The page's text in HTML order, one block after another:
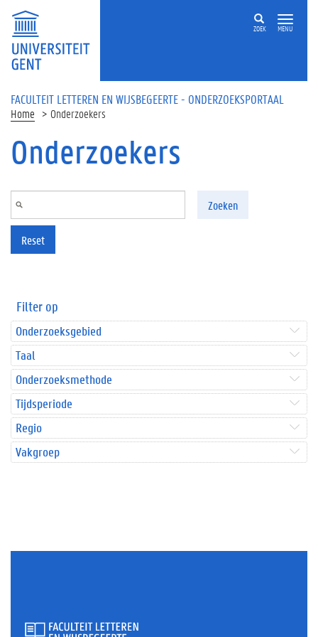
Overslaan en naar de inhoud gaan
ZOEK MENU
FACULTEIT LETTEREN EN WIJSBEGEERTE - ONDERZOEKSPORTAAL
Home Onderzoekers
Onderzoekers
Zoeken
Reset
Filter op
Onderzoeksgebied
Taal
Onderzoeksmethode
Tijdsperiode
Regio
Vakgroep